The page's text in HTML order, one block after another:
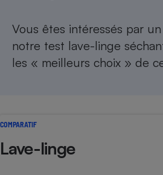
Vous êtes intéressés par
notre test lave-linge
les « meilleurs choix » de
COMPARATIF
Lave-linge